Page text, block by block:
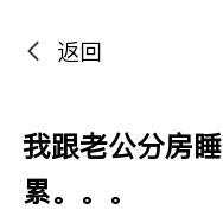
返回
我跟老公分房
累。。。